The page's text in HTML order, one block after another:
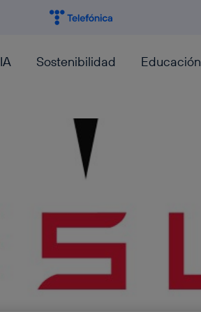
IA Sostenibilidad Educación